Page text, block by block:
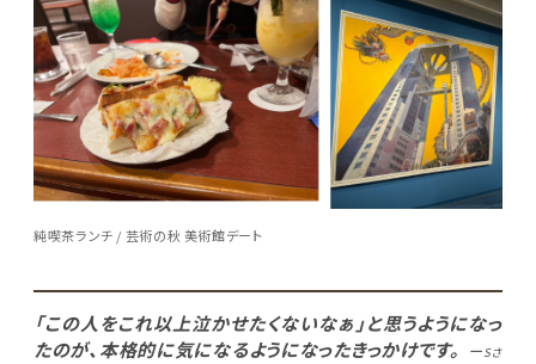
純喫茶ランチ / 芸術の秋 美術館デート
「この人をこれ以上泣かせたくないなぁ」と思うようになっ
たのが、本格的に気になるようになったきっかけです。
ーSさ